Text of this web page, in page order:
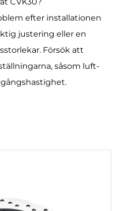
efter installationen
justering eller en
Försök att
såsom luft-